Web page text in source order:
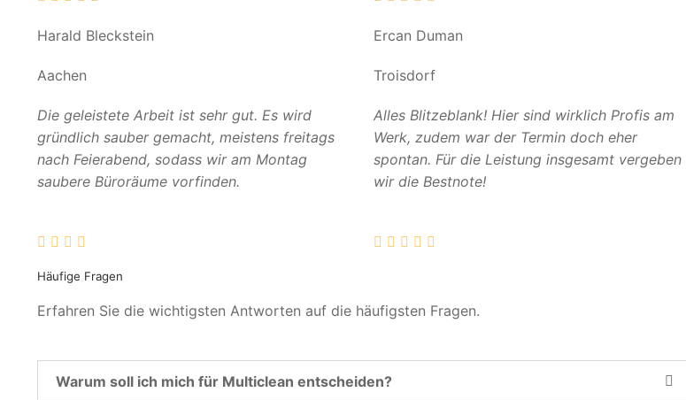
Harald Bleckstein
Aachen
Die geleistete Arbeit ist sehr gut. Es wird
gründlich sauber gemacht, meistens freitags
nach Feierabend, sodass wir am Montag
saubere Büroräume vorfinden.
Ercan Duman
Troisdorf
Alles Blitzeblank! Hier sind wirklich Profis am
Werk, zudem war der Termin doch eher
spontan. Für die Leistung insgesamt vergeben
wir die Bestnote!
Häufige Fragen
Erfahren Sie die wichtigsten Antworten auf die häufigsten Fragen.
Warum soll ich mich für Multiclean entscheiden?